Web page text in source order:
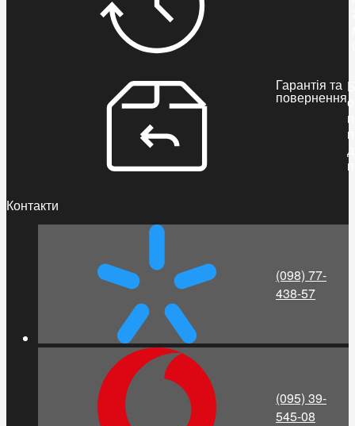
Гарантія та
повернення
Контакти
(098) 77-
438-57
(095) 39-
545-08